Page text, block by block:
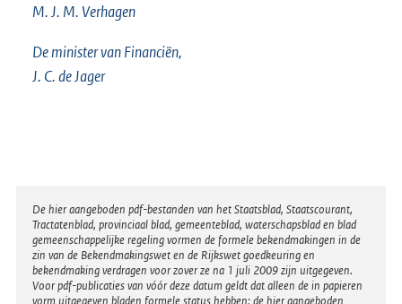
M. J. M. Verhagen
De minister van Financiën,
J. C. de Jager
Disclaimer
De hier aangeboden pdf-bestanden van het Staatsblad, Staatscourant,
Tractatenblad, provinciaal blad, gemeenteblad, waterschapsblad en blad
gemeenschappelijke regeling vormen de formele bekendmakingen in de
zin van de Bekendmakingswet en de Rijkswet goedkeuring en
bekendmaking verdragen voor zover ze na 1 juli 2009 zijn uitgegeven.
Voor pdf-publicaties van vóór deze datum geldt dat alleen de in papieren